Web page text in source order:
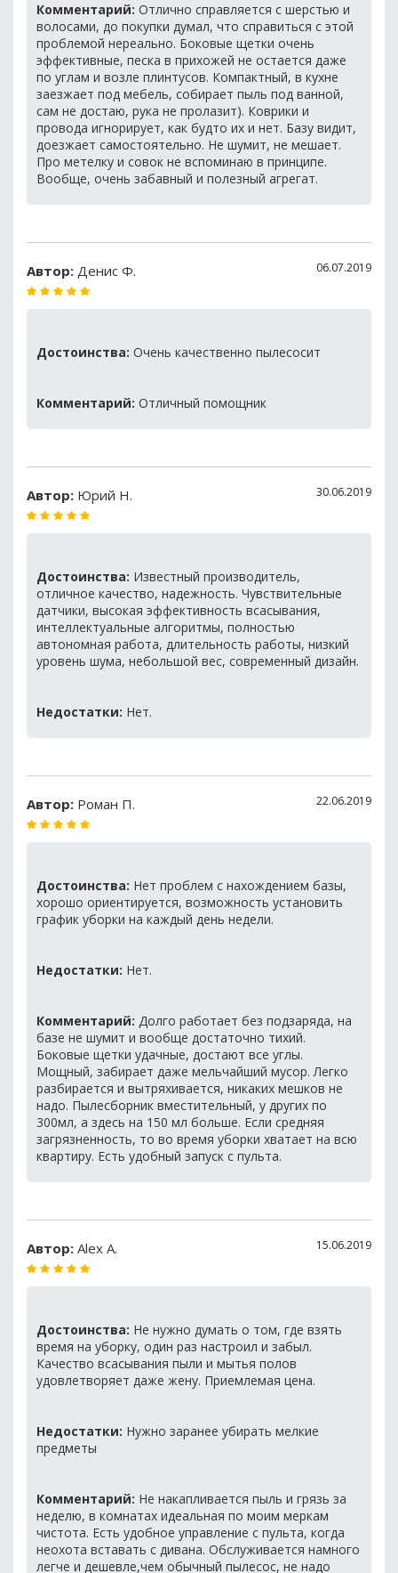
Комментарий: Отлично справляется с шерстью и
волосами, до покупки думал, что справиться с этой
проблемой нереально. Боковые щетки очень
эффективные, песка в прихожей не остается даже
по углам и возле плинтусов. Компактный, в кухне
заезжает под мебель, собирает пыль под ванной,
сам не достаю, рука не пролазит). Коврики и
провода игнорирует, как будто их и нет. Базу видит,
доезжает самостоятельно. Не шумит, не мешает.
Про метелку и совок не вспоминаю в принципе.
Вообще, очень забавный и полезный агрегат.
Автор: Денис Ф. 06.07.2019
Достоинства: Очень качественно пылесосит
Комментарий: Отличный помощник
Автор: Юрий Н. 30.06.2019
Достоинства: Известный производитель,
отличное качество, надежность. Чувствительные
датчики, высокая эффективность всасывания,
интеллектуальные алгоритмы, полностью
автономная работа, длительность работы, низкий
уровень шума, небольшой вес, современный дизайн.
Недостатки: Нет.
Автор: Роман П. 22.06.2019
Достоинства: Нет проблем с нахождением базы,
хорошо ориентируется, возможность установить
график уборки на каждый день недели.
Недостатки: Нет.
Комментарий: Долго работает без подзаряда, на
базе не шумит и вообще достаточно тихий.
Боковые щетки удачные, достают все углы.
Мощный, забирает даже мельчайший мусор. Легко
разбирается и вытряхивается, никаких мешков не
надо. Пылесборник вместительный, у других по
300мл, а здесь на 150 мл больше. Если средняя
загрязненность, то во время уборки хватает на всю
квартиру. Есть удобный запуск с пульта.
Автор: Alex A. 15.06.2019
Достоинства: Не нужно думать о том, где взять
время на уборку, один раз настроил и забыл.
Качество всасывания пыли и мытья полов
удовлетворяет даже жену. Приемлемая цена.
Недостатки: Нужно заранее убирать мелкие
предметы
Комментарий: Не накапливается пыль и грязь за
неделю, в комнатах идеальная по моим меркам
чистота. Есть удобное управление с пульта, когда
неохота вставать с дивана. Обслуживается намного
легче и дешевле,чем обычный пылесос, не надо